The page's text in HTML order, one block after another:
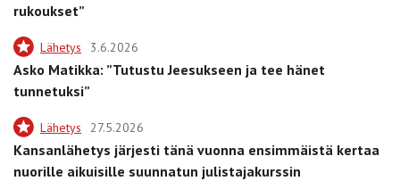
rukoukset”
Lähetys 3.6.2026
Asko Matikka: ”Tutustu Jeesukseen ja tee hänet
tunnetuksi”
Lähetys 27.5.2026
Kansanlähetys järjesti tänä vuonna ensimmäistä kertaa
nuorille aikuisille suunnatun julistajakurssin